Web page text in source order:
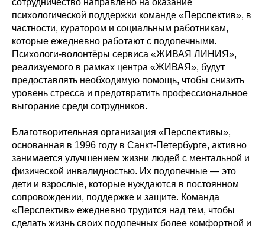
сотрудничество направлено на оказание
психологической поддержки команде «Перспектив», в
частности, куратором и социальным работникам,
которые ежедневно работают с подопечными.
Психологи-волонтёры сервиса «ЖИВАЯ ЛИНИЯ»,
реализуемого в рамках центра «ЖИВАЯ», будут
предоставлять необходимую помощь, чтобы снизить
уровень стресса и предотвратить профессиональное
выгорание среди сотрудников.
Благотворительная организация «Перспективы»,
основанная в 1996 году в Санкт-Петербурге, активно
занимается улучшением жизни людей с ментальной и
физической инвалидностью. Их подопечные — это
дети и взрослые, которые нуждаются в постоянном
сопровождении, поддержке и защите. Команда
«Перспектив» ежедневно трудится над тем, чтобы
сделать жизнь своих подопечных более комфортной и